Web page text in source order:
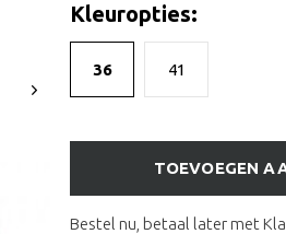
Kleuropties:
36 41
TOEVOEGEN
Bestel nu, betaal later met